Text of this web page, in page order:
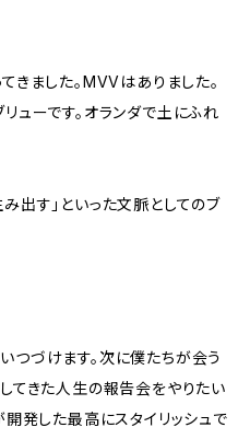
きました。MVVはありました。
ューです。オランダで土にふれ
出す」といった文脈としてのブ
づけます。次に僕たちが会う
てきた⼈⽣の報告会をやりたい
開発した最⾼にスタイリッシュで